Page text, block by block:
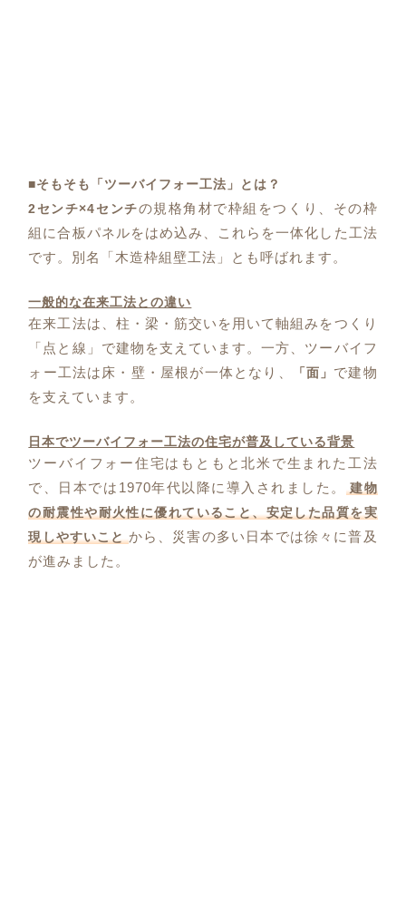
■そもそも「ツーバイフォー工法」とは？
2センチ×4センチの規格角材で枠組をつくり、その枠
組に合板パネルをはめ込み、これらを一体化した工法
です。別名「木造枠組壁工法」とも呼ばれます。
一般的な在来工法との違い
在来工法は、柱・梁・筋交いを用いて軸組みをつくり
「点と線」で建物を支えています。一方、ツーバイフ
ォー工法は床・壁・屋根が一体となり、
「面」 で建物
を支えています。
日本でツーバイフォー工法の住宅が普及している背景
ツーバイフォー住宅はもともと北米で生まれた工法
で、日本では1970年代以降に導入されました。
建物
の耐震性や耐火性に優れていること、安定した品質を実
現しやすいこと から、災害の多い日本では徐々に普及
が進みました。